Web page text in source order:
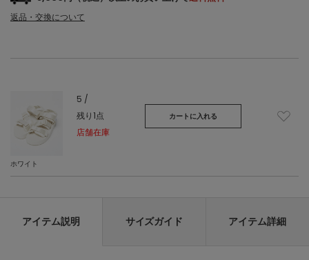
返品・交換について
ホワイト
5 /
残り1点
店舗在庫
カートに入れる
アイテム説明 サイズガイド アイテム詳細